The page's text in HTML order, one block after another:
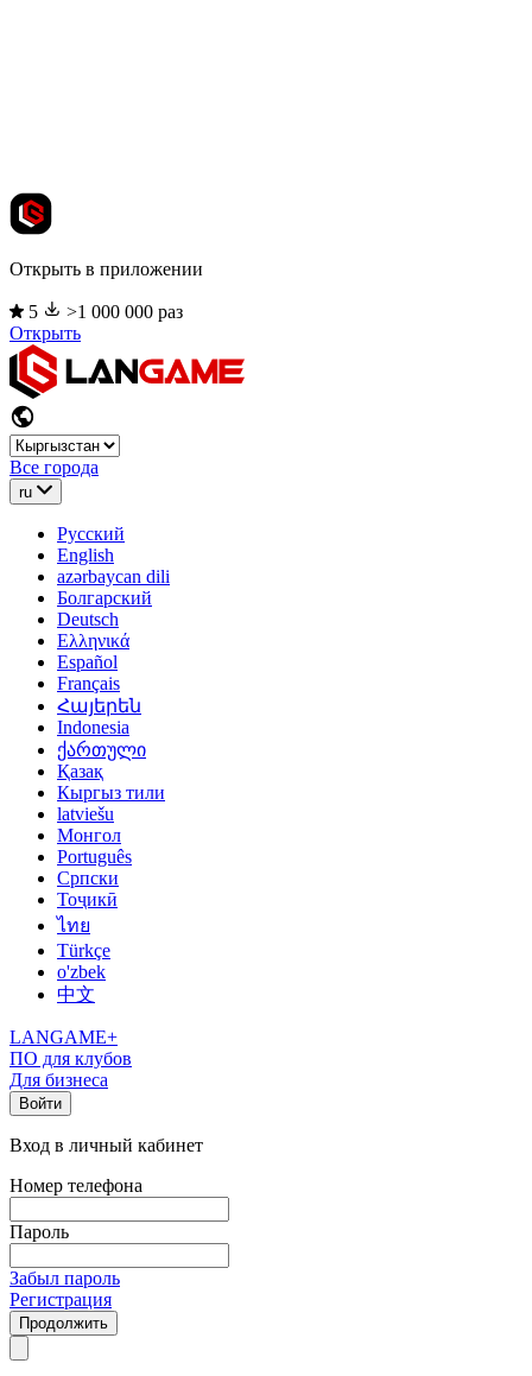
Открыть в приложении
5
>1 000 000 раз
Открыть
Все города
ru
Русский
English
azərbaycan dili
Болгарский
Deutsch
Ελληνικά
Español
Français
Հայերեն
Indonesia
ქართული
Қазақ
Кыргыз тили
latviešu
Монгол
Português
Српски
Тоҷикӣ
ไทย
Türkçe
o'zbek
中文
LANGAME+
ПО для клубов
Для бизнеса
Войти
Вход в личный кабинет
Номер телефона
Пароль
Забыл пароль
Регистрация
Продолжить